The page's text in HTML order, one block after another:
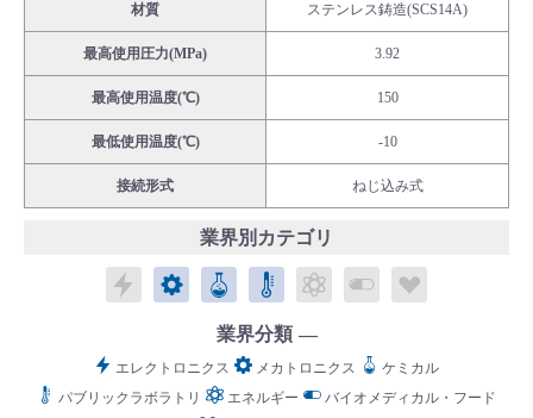
採用情報
languageLanguage：日本語／English
材質 ステンレス鋳造(SCS14A)
最高使用圧力(MPa) 3.92
最高使用温度(℃) 150
最低使用温度(℃) -10
接続形式 ねじ込み式
業界別カテゴリ
エレクトロニクス
メカトロニクス
ケミカルパブリックラボラトリ
エネルギーバイオメディカ
業界分類
エレクトロニクス メカトロニクス
ケミカル
パブリックラボラトリ
エネルギー
バイオメディカル・フード